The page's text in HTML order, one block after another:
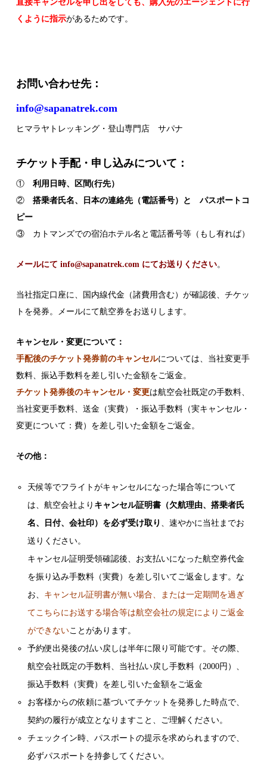
直接キャンセルを申し出をしても、購入先のエージェントに行
くように指示があるためです。
お問い合わせ先：
info@sapanatrek.com
ヒマラヤトレッキング・登山専門店 サパナ
チケット手配・申し込みについて：
①利用日時、区間(行先）
②搭乗者氏名、日本の連絡先（電話番号）と
パスポートコ
ピー
③ カトマンズでの宿泊ホテル名と電話番号等（もし有れば）
メールにて info@sapanatrek.com にてお送りください。
当社指定口座に、国内線代金（諸費用含む）が確認後、チケッ
トを発券。メールにて航空券をお送りします。
キャンセル・変更について：
手配後のチケット発券前のキャンセルについては、当社変更手
数料、振込手数料を差し引いた金額をご返金。
チケット発券後のキャンセル・変更は航空会社既定の手数料、
当社変更手数料、送金（実費）・振込手数料（実キャンセル・
変更について：費）を差し引いた金額をご返金。
その他：
天候等でフライトがキャンセルになった場合等について
は、航空会社より キャンセル証明書（欠航理由、搭乗者氏
名、日付、会社印）を必ず受け取り 、速やかに当社までお
送りください。
キャンセル証明受領確認後、お支払いになった航空券代金
を振り込み手数料（実費）を差し引いてご返金します。な
お、 キャンセル証明書が無い場合、または一定期間を過ぎ
てこちらにお送する場合等は航空会社の規定によりご返金
ができないことがあります。
予約便出発後の払い戻しは半年に限り可能です。その際、
航空会社既定の手数料、当社払い戻し手数料（2000円）、
振込手数料（実費）を差し引いた金額をご返金
お客様からの依頼に基づいてチケットを発券した時点で、
契約の履行が成立となりますこと、ご理解ください。
チェックイン時、パスポートの提示を求められますので、
必ずパスポートを持参してください。